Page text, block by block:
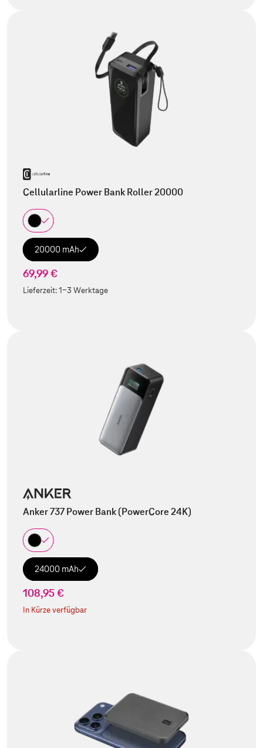
Cellularline Power Bank Roller 20000
20000 mAh
69,99 €
Lieferzeit:1-3 Werktage
Anker 737 Power Bank (PowerCore 24K)
24000 mAh
108,95 €
In Kürze verfügbar